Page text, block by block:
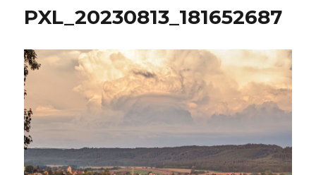
PXL_20230813_181652687